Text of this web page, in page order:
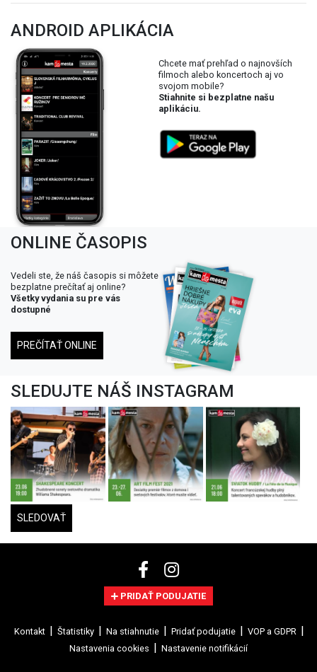
ANDROID APLIKÁCIA
Chcete mať prehľad o najnovších
filmoch alebo koncertoch aj vo
svojom mobile?
Stiahnite si bezplatne našu
aplikáciu.
ONLINE ČASOPIS
Vedeli ste, že náš časopis si môžete
bezplatne prečítať aj online?
Všetky vydania su pre vás
dostupné
PREČÍTAŤ ONLINE
SLEDUJTE NÁŠ INSTAGRAM
SLEDOVAŤ
PRIDAŤ PODUJATIE
Kontakt Štatistiky Na stiahnutie Pridať podujatie
VOP a GDPR
Nastavenia cookies
Nastavenie notifikácií